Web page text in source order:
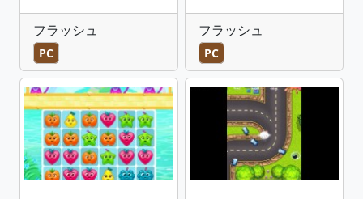
フラッシュ
PC
フラッシュ
PC